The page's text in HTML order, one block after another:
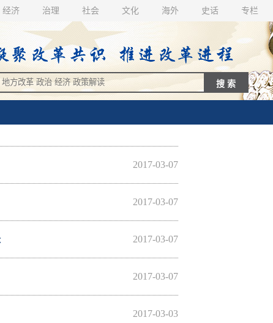
经济 治理 社会 文化 海外 史话 专栏
2017-03-07
2017-03-07
2017-03-07
2017-03-07
2017-03-03